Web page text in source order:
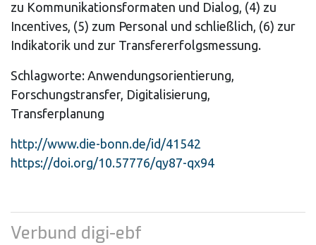
zu Kommunikationsformaten und Dialog, (4) zu
Incentives, (5) zum Personal und schließlich, (6) zur
Indikatorik und zur Transfererfolgsmessung.
Schlagworte: Anwendungsorientierung,
Forschungstransfer, Digitalisierung,
Transferplanung
http://www.die-bonn.de/id/41542
https://doi.org/10.57776/qy87-qx94
Verbund digi-ebf